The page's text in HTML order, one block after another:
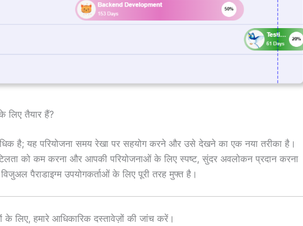
लिए तैयार हैं?
है; यह परियोजना समय रेखा पर सहयोग करने और उसे देखने का एक नया तरीका है।
को कम करना और आपकी परियोजनाओं के लिए स्पष्ट, सुंदर अवलोकन प्रदान करना
पैराडाइग्म उपयोगकर्ताओं के लिए पूरी तरह मुफ्त है।
के लिए, हमारे आधिकारिक दस्तावेज़ों की जांच करें।